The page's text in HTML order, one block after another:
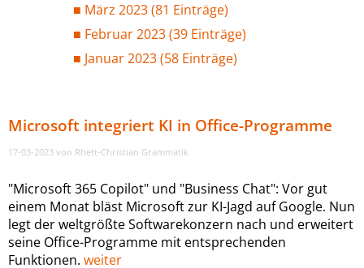
März 2023 (81 Einträge)
Februar 2023 (39 Einträge)
Januar 2023 (58 Einträge)
Microsoft integriert KI in Office-Programme
17-03-2023 von Rhett-Christian Grammatik
"Microsoft 365 Copilot" und "Business Chat": Vor gut
einem Monat bläst Microsoft zur KI-Jagd auf Google. Nun
legt der weltgrößte Softwarekonzern nach und erweitert
seine Office-Programme mit entsprechenden
Funktionen. weiter